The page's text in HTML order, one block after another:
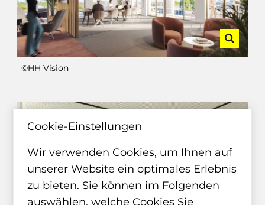
©HH Vision
Cookie-Einstellungen
Wir verwenden Cookies, um Ihnen auf
unserer Website ein optimales Erlebnis
zu bieten. Sie können im Folgenden
auswählen, welche Cookies Sie